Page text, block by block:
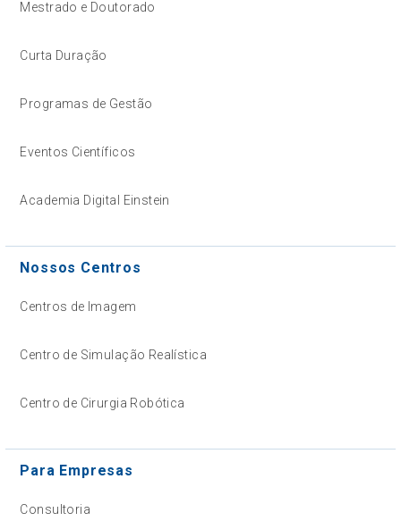
Mestrado e Doutorado
Curta Duração
Programas de Gestão
Eventos Científicos
Academia Digital Einstein
Nossos Centros
Centros de Imagem
Centro de Simulação Realística
Centro de Cirurgia Robótica
Para Empresas
Consultoria